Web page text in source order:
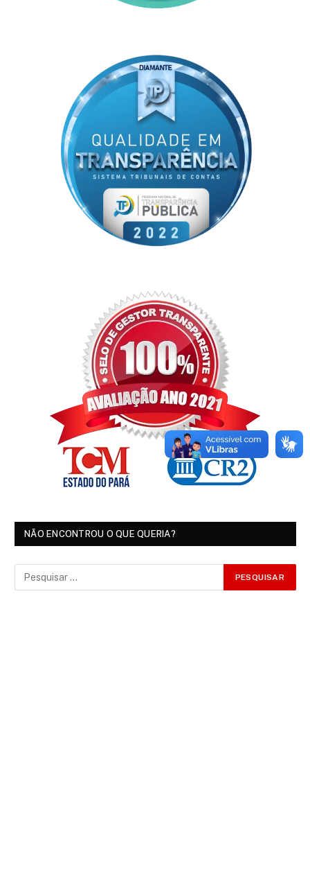
NÃO ENCONTROU O QUE QUERIA?